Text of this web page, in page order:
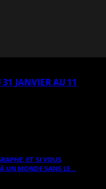
31 JANVIER AU 11
ET SI VOUS
UN MONDE SANS LE...